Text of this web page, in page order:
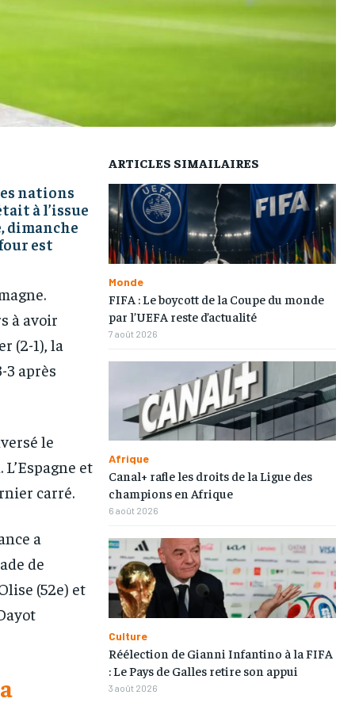
LEDEFENSEURINFO
ACTU LOMÉ
LEDEFENSEURINFO
ACTU LOMÉ
LEDEFENSEURINFO
ACTU LOMÉ
LEDEFENSEURINFO
ACTU LOMÉ
nations
à l’issue
dimanche
est
à avoir
(2-1), la
3 après
le
et
carré.
a
de
(52e) et
ARTICLES SIMAILAIRES
Monde
FIFA : Le boycott de la Coupe du monde
par l’UEFA reste d’actualité
7 août 2026
Afrique
Canal+ rafle les droits de la Ligue des
champions en Afrique
6 août 2026
Culture
Réélection de Gianni Infantino à la FIFA
: Le Pays de Galles retire son appui
3 août 2026